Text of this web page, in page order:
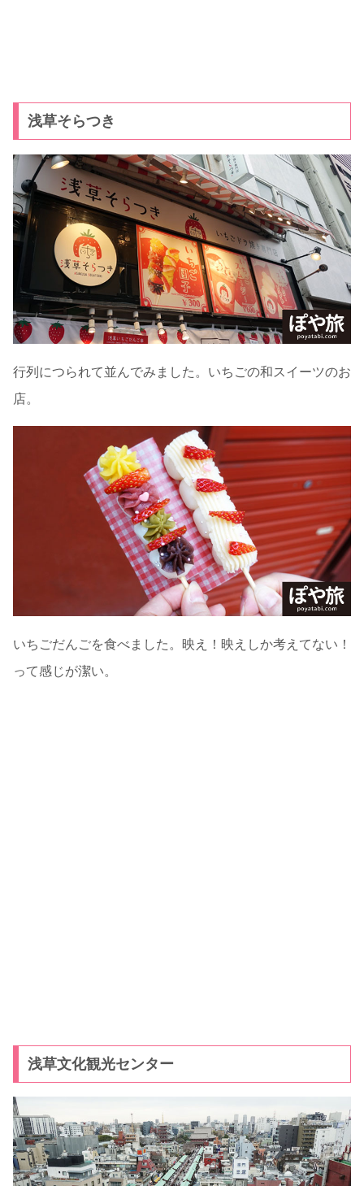
浅草そらつき
行列につられて並んでみました。いちごの和スイーツのお
店。
いちごだんごを食べました。映え！映えしか考えてない！
って感じが潔い。
浅草文化観光センター